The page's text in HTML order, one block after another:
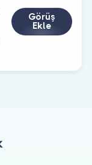
Görüş
Ekle